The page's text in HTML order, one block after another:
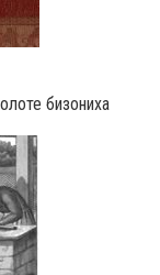
бизониха